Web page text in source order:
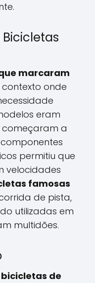
marcaram
onde
eram
começaram a
permitiu que
velocidades
famosas
de pista,
utilizadas em
multidões.
de